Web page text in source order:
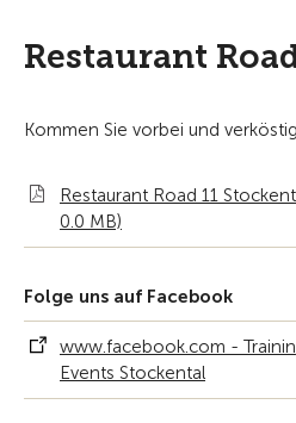
Restaurant
Kommen Sie vorbei und
Restaurant Road 11
0.0 MB)
Folge uns auf Facebook
www.facebook.com -
Events Stockental